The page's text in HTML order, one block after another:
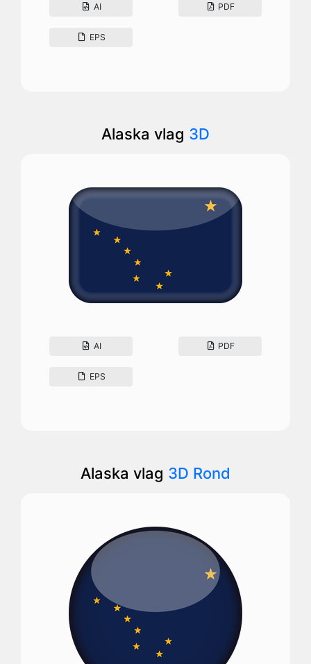
AI PDF
EPS
Alaska vlag 3D
AI PDF
EPS
Alaska vlag 3D Rond